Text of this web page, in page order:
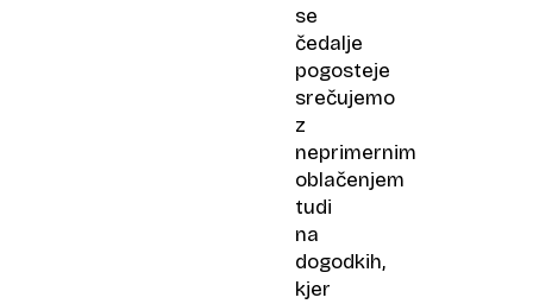
se
čedalje
pogosteje
srečujemo
z
neprimernim
oblačenjem
tudi
na
dogodkih,
kjer